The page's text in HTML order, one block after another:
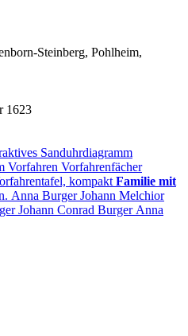
Steinberg, Pohlheim,
1623
Sanduhrdiagramm
Vorfahren Vorfahrenfächer
kompakt Familie mit
Anna Burger Johann Melchior
Johann Conrad Burger Anna